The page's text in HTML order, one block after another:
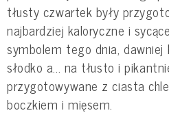
tłusty czwartek były
najbardziej kaloryczne i
symbolem tego dnia, dawniej
słodko a... na tłusto i
przygotowywane z ciasta
boczkiem i mięsem.